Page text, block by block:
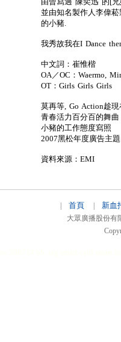
並由知名製作人李偉
的小豬.
我秀故我在I Dance
中文詞：崔惟楷
OA／OC：Waermo,
OT：Girls Girls Girls
莫再等, Go Action趁
青春活力百分百的舞曲
小豬的工作態度寫照
2007黑松年度廣告主
資料來源：EMI
首頁 新血
大眾廣播股份有